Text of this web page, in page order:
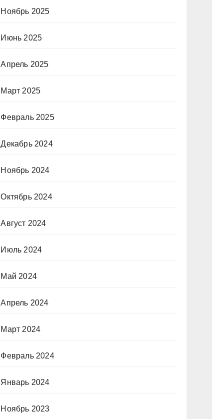
Ноябрь 2025
Июнь 2025
Апрель 2025
Март 2025
Февраль 2025
Декабрь 2024
Ноябрь 2024
Октябрь 2024
Август 2024
Июль 2024
Май 2024
Апрель 2024
Март 2024
Февраль 2024
Январь 2024
Ноябрь 2023